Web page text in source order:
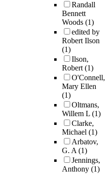
Randall
Bennett
Woods (1)
edited by
Robert Ilson
(1)
Ilson,
Robert(1)
O'Connell,
Mary Ellen
(1)
Oltmans,
Willem L (1)
Clarke,
Michael (1)
Arbatov,
G. A(1)
Jennings,
Anthony (1)